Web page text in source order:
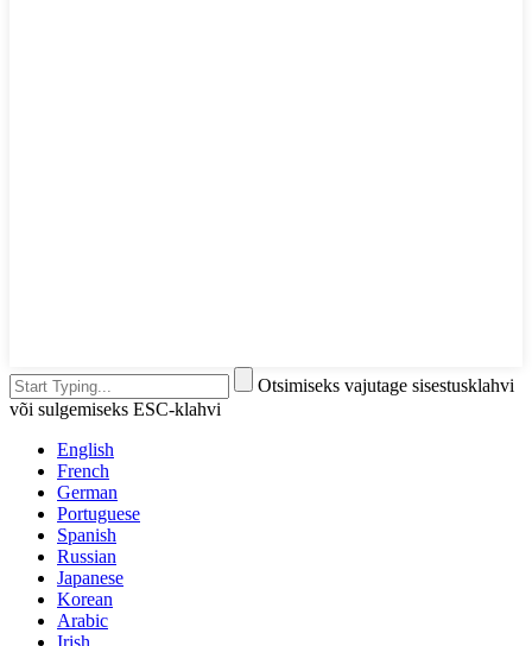
Otsimiseks vajutage sisestusklahvi
või sulgemiseks ESC-klahvi
English
French
German
Portuguese
Spanish
Russian
Japanese
Korean
Arabic
Irish